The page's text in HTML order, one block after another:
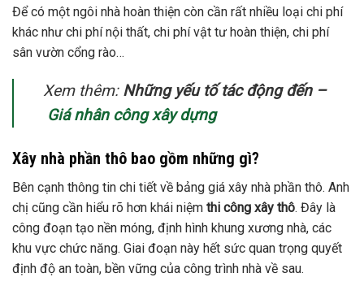
Để có một ngôi nhà hoàn thiện còn cần rất nhiều loại chi phí
khác như chi phí nội thất, chi phí vật tư hoàn thiện, chi phí
sân vườn cổng rào…
Xem thêm: Những yếu tố tác động đến –
Giá nhân công xây dựng
Xây nhà phần thô bao gồm những gì?
Bên cạnh thông tin chi tiết về bảng giá xây nhà phần thô. Anh
chị cũng cần hiểu rõ hơn khái niệm thi công xây thô. Đây là
công đoạn tạo nền móng, định hình khung xương nhà, các
khu vực chức năng. Giai đoạn này hết sức quan trọng quyết
định độ an toàn, bền vững của công trình nhà về sau.